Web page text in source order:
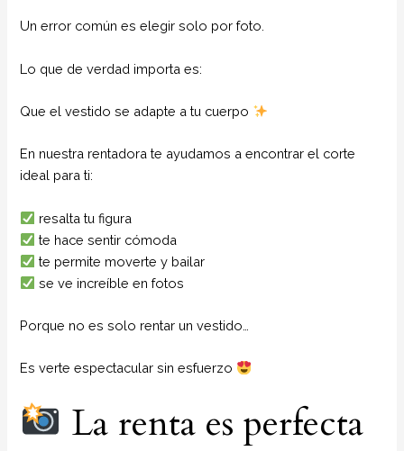
Un error común es elegir solo por foto.
Lo que de verdad importa es:
Que el vestido se adapte a tu cuerpo
En nuestra rentadora te ayudamos a encontrar el corte
ideal para ti:
resalta tu figura
te hace sentir cómoda
te permite moverte y bailar
se ve increíble en fotos
Porque no es solo rentar un vestido…
Es verte espectacular sin esfuerzo
La renta es perfecta